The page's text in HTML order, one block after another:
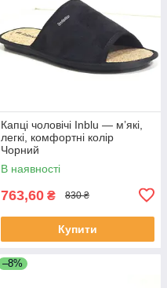
Капці чоловічі Inblu — м’які,
легкі, комфортні колір
Чорний
В наявності
763,60 ₴ 830 ₴
Купити
–8%